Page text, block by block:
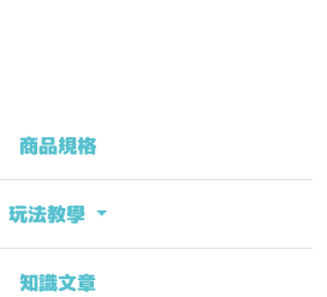
商品規格
玩法教學
知識文章